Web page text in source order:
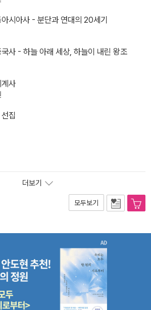
시아사 - 분단과 연대의 20세기
사 - 하늘 아래 세상, 하늘이 내린 왕조
사
집
더보기
모두보기